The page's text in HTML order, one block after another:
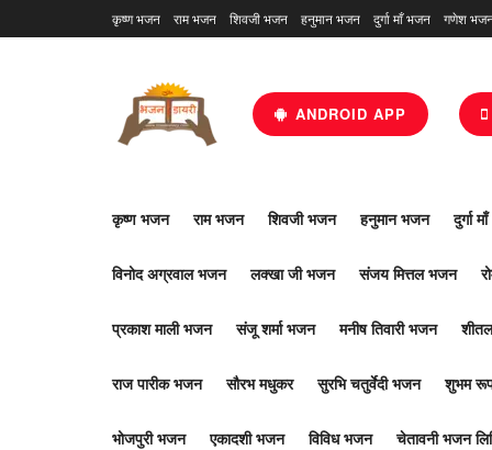
कृष्ण भजन राम भजन शिवजी भजन हनुमान भजन दुर्गा माँ भजन गणेश
ANDROID APP
कृष्ण भजन राम भजन शिवजी भजन हनुमान भजन दुर्गा
विनोद अग्रवाल भजन लक्खा जी भजन संजय मित्तल भजन
प्रकाश माली भजन संजू शर्मा भजन मनीष तिवारी भजन
राज पारीक भजन सौरभ मधुकर सुरभि चतुर्वेदी भजन शुभम
भोजपुरी भजन एकादशी भजन विविध भजन चेतावनी भजन